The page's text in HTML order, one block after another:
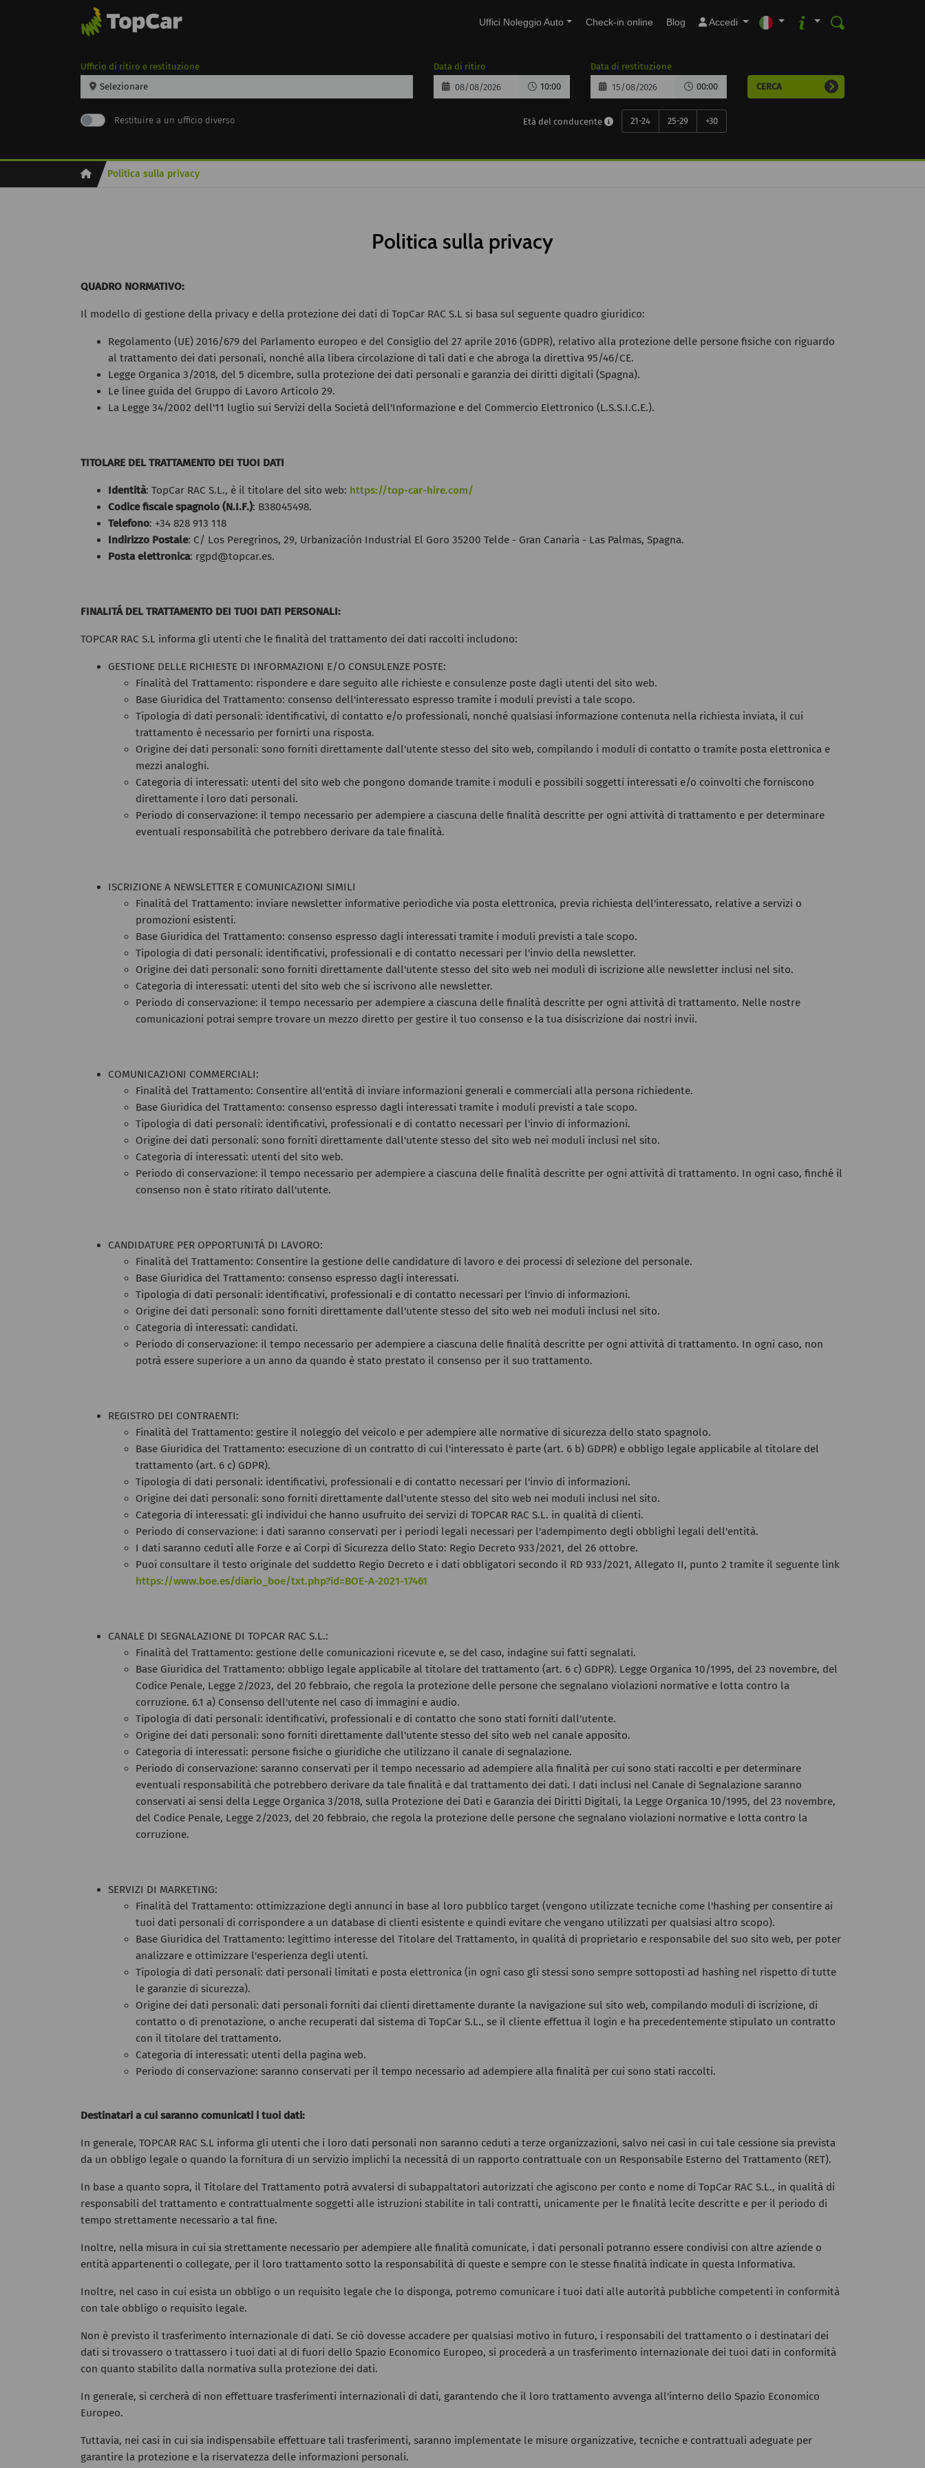
Uffici Noleggio Auto Check-in online Blog Accedi
Ufficio di ritiro e restituzione
Selezionare
Restituire a un ufficio diverso
Data di ritiro
10:00
Data di restituzione
00:00
Età del conducente 21-24 25-29 +30
CERCA
InicioPolitica sulla privacy
Politica sulla privacy
QUADRO NORMATIVO:
Il modello di gestione della privacy e della protezione dei dati di TopCar RAC S.L si basa sul seguente quadro giuridico:
Regolamento (UE) 2016/679 del Parlamento europeo e del Consiglio del 27 aprile 2016 (GDPR), relativo alla protezione delle persone fisiche con riguardo
al trattamento dei dati personali, nonché alla libera circolazione di tali dati e che abroga la direttiva 95/46/CE.
Legge Organica 3/2018, del 5 dicembre, sulla protezione dei dati personali e garanzia dei diritti digitali (Spagna).
Le linee guida del Gruppo di Lavoro Articolo 29.
La Legge 34/2002 dell'11 luglio sui Servizi della Società dell'Informazione e del Commercio Elettronico (L.S.S.I.C.E.).
TITOLARE DEL TRATTAMENTO DEI TUOI DATI
Identità: TopCar RAC S.L., è il titolare del sito web: https://top-car-hire.com/
Codice fiscale spagnolo (N.I.F.): B38045498.
Telefono: +34 828 913 118
Indirizzo Postale: C/ Los Peregrinos, 29, Urbanización Industrial El Goro 35200 Telde - Gran Canaria - Las Palmas, Spagna.
Posta elettronica: rgpd@topcar.es.
FINALITÁ DEL TRATTAMENTO DEI TUOI DATI PERSONALI:
TOPCAR RAC S.L informa gli utenti che le finalità del trattamento dei dati raccolti includono:
GESTIONE DELLE RICHIESTE DI INFORMAZIONI E/O CONSULENZE POSTE:
Finalità del Trattamento: rispondere e dare seguito alle richieste e consulenze poste dagli utenti del sito web.
Base Giuridica del Trattamento: consenso dell'interessato espresso tramite i moduli previsti a tale scopo.
Tipologia di dati personali: identificativi, di contatto e/o professionali, nonché qualsiasi informazione contenuta nella richiesta inviata, il cui
trattamento è necessario per fornirti una risposta.
Origine dei dati personali: sono forniti direttamente dall'utente stesso del sito web, compilando i moduli di contatto o tramite posta elettronica e
mezzi analoghi.
Categoria di interessati: utenti del sito web che pongono domande tramite i moduli e possibili soggetti interessati e/o coinvolti che forniscono
direttamente i loro dati personali.
Periodo di conservazione: il tempo necessario per adempiere a ciascuna delle finalità descritte per ogni attività di trattamento e per determinare
eventuali responsabilità che potrebbero derivare da tale finalità.
ISCRIZIONE A NEWSLETTER E COMUNICAZIONI SIMILI
Finalità del Trattamento: inviare newsletter informative periodiche via posta elettronica, previa richiesta dell'interessato, relative a servizi o
promozioni esistenti.
Base Giuridica del Trattamento: consenso espresso dagli interessati tramite i moduli previsti a tale scopo.
Tipologia di dati personali: identificativi, professionali e di contatto necessari per l'invio della newsletter.
Origine dei dati personali: sono forniti direttamente dall'utente stesso del sito web nei moduli di iscrizione alle newsletter inclusi nel sito.
Categoria di interessati: utenti del sito web che si iscrivono alle newsletter.
Periodo di conservazione: il tempo necessario per adempiere a ciascuna delle finalità descritte per ogni attività di trattamento. Nelle nostre
comunicazioni potrai sempre trovare un mezzo diretto per gestire il tuo consenso e la tua disiscrizione dai nostri invii.
COMUNICAZIONI COMMERCIALI:
Finalità del Trattamento: Consentire all'entità di inviare informazioni generali e commerciali alla persona richiedente.
Base Giuridica del Trattamento: consenso espresso dagli interessati tramite i moduli previsti a tale scopo.
Tipologia di dati personali: identificativi, professionali e di contatto necessari per l'invio di informazioni.
Origine dei dati personali: sono forniti direttamente dall'utente stesso del sito web nei moduli inclusi nel sito.
Categoria di interessati: utenti del sito web.
Periodo di conservazione: il tempo necessario per adempiere a ciascuna delle finalità descritte per ogni attività di trattamento. In ogni caso, finché il
consenso non è stato ritirato dall'utente.
CANDIDATURE PER OPPORTUNITÁ DI LAVORO:
Finalità del Trattamento: Consentire la gestione delle candidature di lavoro e dei processi di selezione del personale.
Base Giuridica del Trattamento: consenso espresso dagli interessati.
Tipologia di dati personali: identificativi, professionali e di contatto necessari per l'invio di informazioni.
Origine dei dati personali: sono forniti direttamente dall'utente stesso del sito web nei moduli inclusi nel sito.
Categoria di interessati: candidati.
Periodo di conservazione: il tempo necessario per adempiere a ciascuna delle finalità descritte per ogni attività di trattamento. In ogni caso, non
potrà essere superiore a un anno da quando è stato prestato il consenso per il suo trattamento.
REGISTRO DEI CONTRAENTI:
Finalità del Trattamento: gestire il noleggio del veicolo e per adempiere alle normative di sicurezza dello stato spagnolo.
Base Giuridica del Trattamento: esecuzione di un contratto di cui l'interessato è parte (art. 6 b) GDPR) e obbligo legale applicabile al titolare del
trattamento (art. 6 c) GDPR).
Tipologia di dati personali: identificativi, professionali e di contatto necessari per l'invio di informazioni.
Origine dei dati personali: sono forniti direttamente dall'utente stesso del sito web nei moduli inclusi nel sito.
Categoria di interessati: gli individui che hanno usufruito dei servizi di TOPCAR RAC S.L. in qualità di clienti.
Periodo di conservazione: i dati saranno conservati per i periodi legali necessari per l'adempimento degli obblighi legali dell'entità.
I dati saranno ceduti alle Forze e ai Corpi di Sicurezza dello Stato: Regio Decreto 933/2021, del 26 ottobre.
Puoi consultare il testo originale del suddetto Regio Decreto e i dati obbligatori secondo il RD 933/2021, Allegato II, punto 2 tramite il seguente link
https://www.boe.es/diario_boe/txt.php?id=BOE-A-2021-17461
CANALE DI SEGNALAZIONE DI TOPCAR RAC S.L.:
Finalità del Trattamento: gestione delle comunicazioni ricevute e, se del caso, indagine sui fatti segnalati.
Base Giuridica del Trattamento: obbligo legale applicabile al titolare del trattamento (art. 6 c) GDPR). Legge Organica 10/1995, del 23 novembre, del
Codice Penale, Legge 2/2023, del 20 febbraio, che regola la protezione delle persone che segnalano violazioni normative e lotta contro la
corruzione. 6.1 a) Consenso dell'utente nel caso di immagini e audio.
Tipologia di dati personali: identificativi, professionali e di contatto che sono stati forniti dall'utente.
Origine dei dati personali: sono forniti direttamente dall'utente stesso del sito web nel canale apposito.
Categoria di interessati: persone fisiche o giuridiche che utilizzano il canale di segnalazione.
Periodo di conservazione: saranno conservati per il tempo necessario ad adempiere alla finalità per cui sono stati raccolti e per determinare
eventuali responsabilità che potrebbero derivare da tale finalità e dal trattamento dei dati. I dati inclusi nel Canale di Segnalazione saranno
conservati ai sensi della Legge Organica 3/2018, sulla Protezione dei Dati e Garanzia dei Diritti Digitali, la Legge Organica 10/1995, del 23 novembre,
del Codice Penale, Legge 2/2023, del 20 febbraio, che regola la protezione delle persone che segnalano violazioni normative e lotta contro la
corruzione.
SERVIZI DI MARKETING:
Finalità del Trattamento: ottimizzazione degli annunci in base al loro pubblico target (vengono utilizzate tecniche come l'hashing per consentire ai
tuoi dati personali di corrispondere a un database di clienti esistente e quindi evitare che vengano utilizzati per qualsiasi altro scopo).
Base Giuridica del Trattamento: legittimo interesse del Titolare del Trattamento, in qualità di proprietario e responsabile del suo sito web, per poter
analizzare e ottimizzare l'esperienza degli utenti.
Tipologia di dati personali: dati personali limitati e posta elettronica (in ogni caso gli stessi sono sempre sottoposti ad hashing nel rispetto di tutte
le garanzie di sicurezza).
Origine dei dati personali: dati personali forniti dai clienti direttamente durante la navigazione sul sito web, compilando moduli di iscrizione, di
contatto o di prenotazione, o anche recuperati dal sistema di TopCar S.L., se il cliente effettua il login e ha precedentemente stipulato un contratto
con il titolare del trattamento.
Categoria di interessati: utenti della pagina web.
Periodo di conservazione: saranno conservati per il tempo necessario ad adempiere alla finalità per cui sono stati raccolti.
Destinatari a cui saranno comunicati i tuoi dati:
In generale, TOPCAR RAC S.L informa gli utenti che i loro dati personali non saranno ceduti a terze organizzazioni, salvo nei casi in cui tale cessione sia prevista
da un obbligo legale o quando la fornitura di un servizio implichi la necessità di un rapporto contrattuale con un Responsabile Esterno del Trattamento (RET).
In base a quanto sopra, il Titolare del Trattamento potrà avvalersi di subappaltatori autorizzati che agiscono per conto e nome di TopCar RAC S.L., in qualità di
responsabili del trattamento e contrattualmente soggetti alle istruzioni stabilite in tali contratti, unicamente per le finalità lecite descritte e per il periodo di
tempo strettamente necessario a tal fine.
Inoltre, nella misura in cui sia strettamente necessario per adempiere alle finalità comunicate, i dati personali potranno essere condivisi con altre aziende o
entità appartenenti o collegate, per il loro trattamento sotto la responsabilità di queste e sempre con le stesse finalità indicate in questa Informativa.
Inoltre, nel caso in cui esista un obbligo o un requisito legale che lo disponga, potremo comunicare i tuoi dati alle autorità pubbliche competenti in conformità
con tale obbligo o requisito legale.
Non è previsto il trasferimento internazionale di dati. Se ciò dovesse accadere per qualsiasi motivo in futuro, i responsabili del trattamento o i destinatari dei
dati si trovassero o trattassero i tuoi dati al di fuori dello Spazio Economico Europeo, si procederà a un trasferimento internazionale dei tuoi dati in conformità
con quanto stabilito dalla normativa sulla protezione dei dati.
In generale, si cercherà di non effettuare trasferimenti internazionali di dati, garantendo che il loro trattamento avvenga all'interno dello Spazio Economico
Europeo.
Tuttavia, nei casi in cui sia indispensabile effettuare tali trasferimenti, saranno implementate le misure organizzative, tecniche e contrattuali adeguate per
garantire la protezione e la riservatezza delle informazioni personali.